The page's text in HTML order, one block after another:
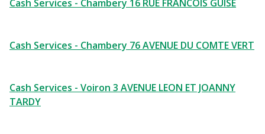
Cash Services - Chambery 16 RUE FRANCOIS GUISE
Cash Services - Chambery 76 AVENUE DU COMTE VERT
Cash Services - Voiron 3 AVENUE LEON ET JOANNY
TARDY